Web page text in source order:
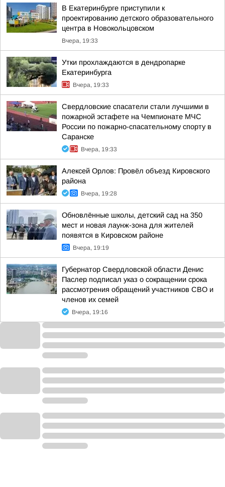
В Екатеринбурге приступили к
проектированию детского образовательного
центра в Новокольцовском
Вчера, 19:33
Утки прохлаждаются в дендропарке
Екатеринбурга
Вчера, 19:33
Свердловские спасатели стали лучшими в
пожарной эстафете на Чемпионате МЧС
России по пожарно-спасательному спорту в
Саранске
Вчера, 19:33
Алексей Орлов: Провёл объезд Кировского
района
Вчера, 19:28
Обновлённые школы, детский сад на 350
мест и новая лаунж-зона для жителей
появятся в Кировском районе
Вчера, 19:19
Губернатор Свердловской области Денис
Паслер подписал указ о сокращении срока
рассмотрения обращений участников СВО и
членов их семей
Вчера, 19:16